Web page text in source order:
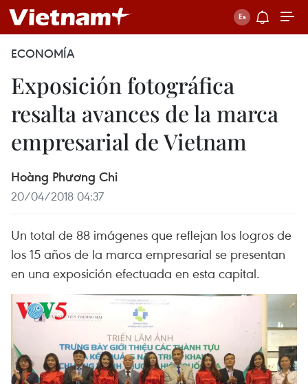
ECONOMÍA
Exposición fotográfica
resalta avances de la marca
empresarial de Vietnam
Hoàng Phương Chi
20/04/2018 04:37
Un total de 88 imágenes que reflejan los logros de
los 15 años de la marca empresarial se presentan
en una exposición efectuada en esta capital.